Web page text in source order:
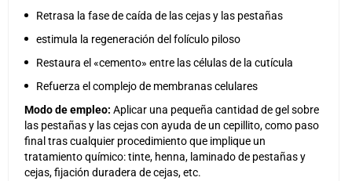
Retrasa la fase de caída de las cejas y las pestañas
estimula la regeneración del folículo piloso
Restaura el «cemento» entre las células de la cutícula
Refuerza el complejo de membranas celulares
Modo de empleo: Aplicar una pequeña cantidad de gel sobre
las pestañas y las cejas con ayuda de un cepillito, como paso
final tras cualquier procedimiento que implique un
tratamiento químico: tinte, henna, laminado de pestañas y
cejas, fijación duradera de cejas, etc.